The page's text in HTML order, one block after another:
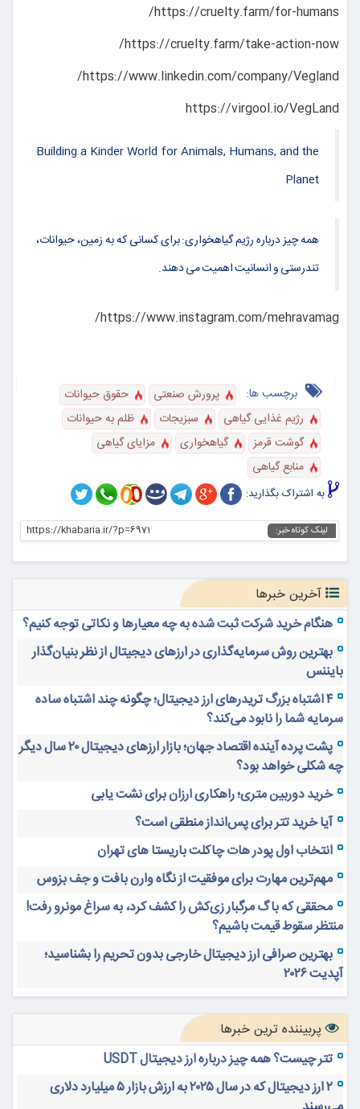
https://cruelty.farm/for-humans/
https://cruelty.farm/take-action-now/
https://www.linkedin.com/company/Vegland/
https://virgool.io/VegLand
Building a Kinder World for Animals, Humans, and the
Planet
همه چیز درباره رژیم گیاهخواری: برای کسانی که به زمین، حیوانات،
تندرستی و انسانیت اهمیت می دهند.
https://www.instagram.com/mehravamag/
برچسب ها: پرورش صنعتی
حقوق حیوانات
رژیم غذایی گیاهی
سبزیجات
ظلم به حیوانات
گوشت قرمز
گیاهخواری
مزایای گیاهی
منابع گیاهی
به اشتراک بگذارید:
لینک کوتاه خبر: https://khabaria.ir/?p=6971
آخرین خبرها
هنگام خرید شرکت ثبت شده به چه معیارها و نکاتی توجه کنیم؟
بهترین روش سرمایه‌گذاری در ارزهای دیجیتال از نظر بنیان‌گذار
بایننس
۴ اشتباه بزرگ تریدرهای ارز دیجیتال؛ چگونه چند اشتباه ساده
سرمایه شما را نابود می‌کند؟
پشت پرده آینده اقتصاد جهان؛ بازار ارزهای دیجیتال ۲۰ سال دیگر
چه شکلی خواهد بود؟
خرید دوربین متری؛ راهکاری ارزان برای نشت یابی
آیا خرید تتر برای پس‌انداز منطقی است؟
انتخاب اول پودر هات چاکلت باریستا های تهران
مهم‌ترین مهارت برای موفقیت از نگاه وارن بافت و جف بزوس
محققی که باگ مرگبار زی‌کش را کشف کرد، به سراغ مونرو رفت!
منتظر سقوط قیمت باشیم؟
بهترین صرافی ارز دیجیتال خارجی بدون تحریم را بشناسید؛
آپدیت ۲۰۲۶
پربیننده ترین خبرها
تتر چیست؟ همه چیز درباره ارز دیجیتال USDT
۲ ارز دیجیتال که در سال ۲۰۲۵ به ارزش بازار ۵ میلیارد دلاری